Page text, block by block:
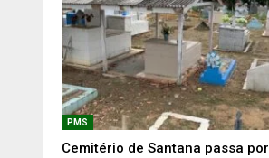
PMS
Cemitério de Santana passa por